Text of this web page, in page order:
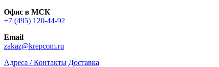
Офис в МСК
+7 (495) 120-44-92
Email
zakaz@krepcom.ru
Адреса / Контакты Доставка